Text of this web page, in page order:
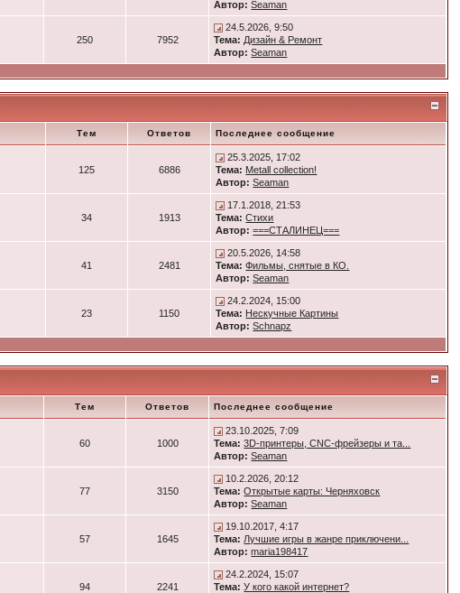
Автор: Seaman
250 7952
24.5.2026, 9:50
Тема: Дизайн & Ремонт
Автор: Seaman
Тем Ответов Последнее сообщение
125 6886
25.3.2025, 17:02
Тема: Metall collection!
Автор: Seaman
34 1913
17.1.2018, 21:53
Тема: Стихи
Автор: ===СТАЛИНЕЦ===
41 2481
20.5.2026, 14:58
Тема: Фильмы, снятые в КО.
Автор: Seaman
23 1150
24.2.2024, 15:00
Тема: Нескучные Картины
Автор: Schnapz
Тем Ответов Последнее сообщение
60 1000
23.10.2025, 7:09
Тема: 3D-принтеры, CNC-фрейзеры и та...
Автор: Seaman
77 3150
10.2.2026, 20:12
Тема: Открытые карты: Черняховск
Автор: Seaman
57 1645
19.10.2017, 4:17
Тема: Лучшие игры в жанре приключени...
Автор: maria198417
94 2241
24.2.2024, 15:07
Тема: У кого какой интернет?